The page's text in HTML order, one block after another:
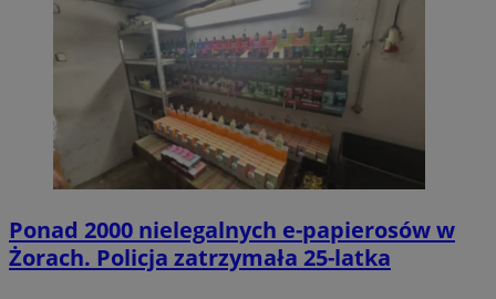
Ponad 2000 nielegalnych e-papierosów w
Żorach. Policja zatrzymała 25-latka